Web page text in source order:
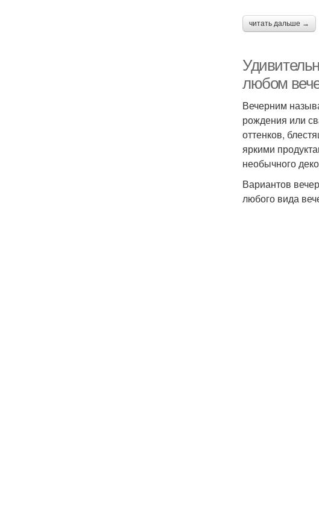
читать дальше →
любом
Вечерним
рождения или
оттенков,
яркими
необычного
Вариантов
любого вида